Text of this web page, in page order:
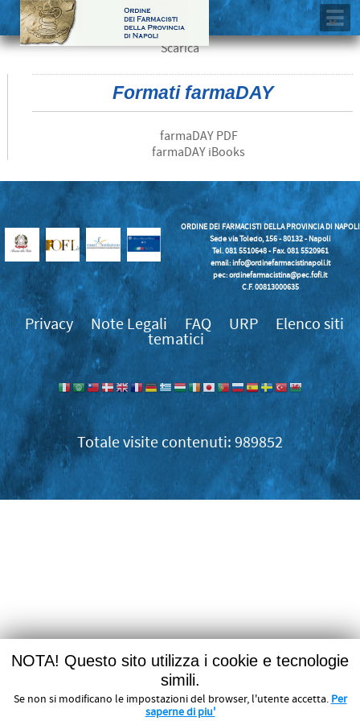
Scarica
Formati farmaDAY
farmaDAY PDF
farmaDAY iBooks
ORDINE DEI FARMACISTI DELLA PROVINCIA DI NAPOLI
Sede via Toledo, 156 - 80132 - Napoli
Tel. 081 5510648 - Fax. 081 5520961
email:info@ordinefarmacistinapoli.it
pec: ordinefarmacistina@pec.fofi.it
C.F. 00813000635
Privacy Note Legali FAQ URP
Elenco siti
tematici
989852
NOTA! Questo sito utilizza i cookie e tecnologie
simili.
Se non si modificano le impostazioni del browser, l'utente accetta. Per
saperne di piu'